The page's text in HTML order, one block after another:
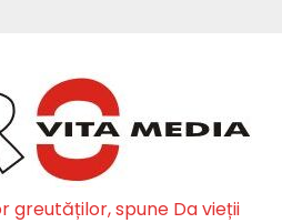
greutăților, spune Da vieții